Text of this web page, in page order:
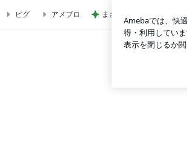
ピグ アメブロ まさに持ってて損なしの